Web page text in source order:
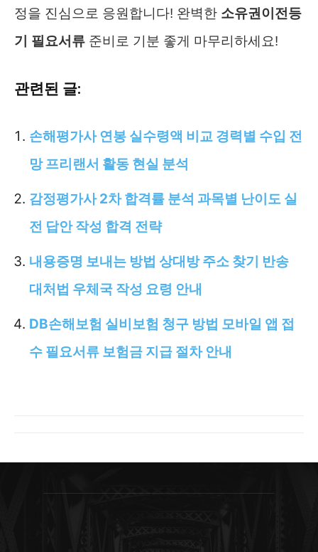
정을 진심으로 응원합니다! 완벽한 소유권이전등
기 필요서류 준비로 기분 좋게 마무리하세요!
관련된 글:
손해평가사 연봉 실수령액 비교 경력별 수입 전
망 프리랜서 활동 현실 분석
감정평가사 2차 합격률 분석 과목별 난이도 실
전 답안 작성 합격 전략
내용증명 보내는 방법 상대방 주소 찾기 반송
대처법 우체국 작성 요령 안내
DB손해보험 실비보험 청구 방법 모바일 앱 접
수 필요서류 보험금 지급 절차 안내